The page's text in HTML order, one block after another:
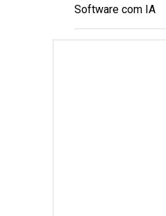
Software com IA